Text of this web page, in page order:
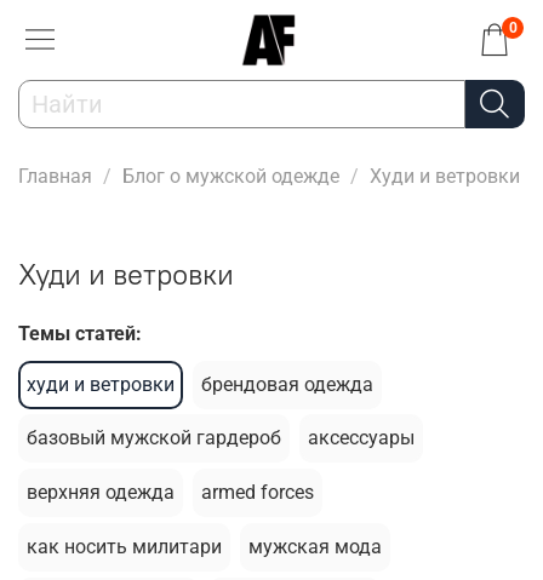
0
Главная Блог о мужской одежде Худи и ветровки
Худи и ветровки
Темы статей:
худи и ветровки брендовая одежда
базовый мужской гардероб аксессуары
верхняя одежда armed forces
как носить милитари мужская мода